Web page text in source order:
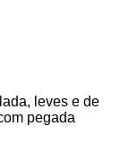
leves e de
pegada